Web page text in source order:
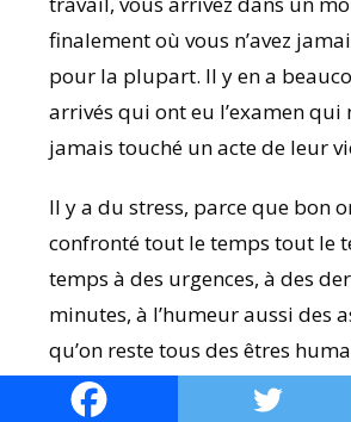
finalement où vous n’avez
pour la plupart. Il y en a
arrivés qui ont eu l’examen qui
jamais touché un acte de leur
Il y a du stress, parce que bon
confronté tout le temps tout le
temps à des urgences, à des
minutes, à l’humeur aussi des
qu’on reste tous des êtres
beaucoup de social, beaucoup